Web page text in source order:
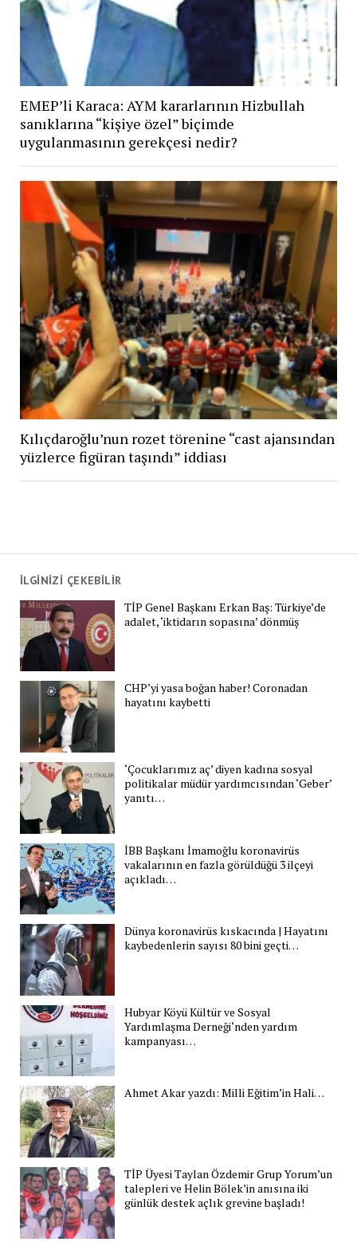
İLGİNİZİ ÇEKEBİLİR
TİP Genel Başkanı Erkan Baş: Türkiye’de
adalet, ‘iktidarın sopasına’ dönmüş
CHP’yi yasa boğan haber! Coronadan
hayatını kaybetti
‘Çocuklarımız aç’ diyen kadına sosyal
politikalar müdür yardımcısından ‘Geber’
yanıtı…
İBB Başkanı İmamoğlu koronavirüs
vakalarının en fazla görüldüğü 3 ilçeyi
açıkladı…
Dünya koronavirüs kıskacında | Hayatını
kaybedenlerin sayısı 80 bini geçti…
Hubyar Köyü Kültür ve Sosyal
Yardımlaşma Derneği‘nden yardım
kampanyası…
Ahmet Akar yazdı: Milli Eğitim’in Hali…
TİP Üyesi Taylan Özdemir Grup Yorum’un
talepleri ve Helin Bölek’in anısına iki
günlük destek açlık grevine başladı!
EMEP’li Karaca: AYM kararlarının Hizbullah
sanıklarına “kişiye özel” biçimde
uygulanmasının gerekçesi nedir?
Kılıçdaroğlu’nun rozet törenine “cast ajansından
yüzlerce figüran taşındı” iddiası